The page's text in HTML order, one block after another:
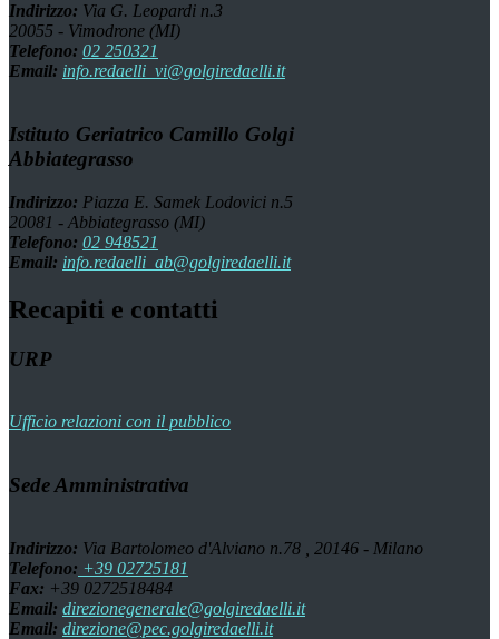
Indirizzo: Via G. Leopardi n.3
20055 - Vimodrone (MI)
Telefono: 02 250321
Email: info.redaelli_vi@golgiredaelli.it
Istituto Geriatrico Camillo Golgi
Abbiategrasso
Indirizzo: Piazza E. Samek Lodovici n.5
20081 - Abbiategrasso (MI)
Telefono: 02 948521
Email: info.redaelli_ab@golgiredaelli.it
Recapiti e contatti
URP
Ufficio relazioni con il pubblico
Sede Amministrativa
Indirizzo: Via Bartolomeo d'Alviano n.78 , 20146 - Milano
Telefono: +39 02725181
Fax: +39 0272518484
Email: direzionegenerale@golgiredaelli.it
Email: direzione@pec.golgiredaelli.it